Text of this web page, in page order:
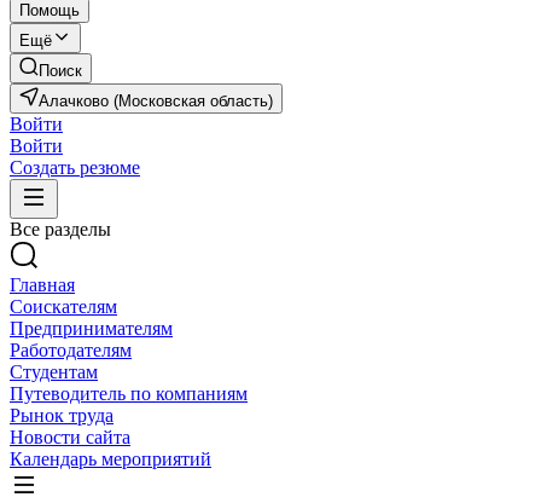
Помощь
Ещё
Поиск
Алачково (Московская область)
Войти
Войти
Создать резюме
Все разделы
Главная
Соискателям
Предпринимателям
Работодателям
Студентам
Путеводитель по компаниям
Рынок труда
Новости сайта
Календарь мероприятий